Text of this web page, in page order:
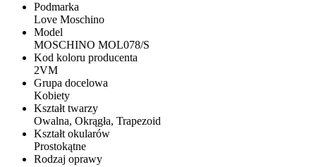
Podmarka
Love Moschino
Model
MOSCHINO MOL078/S
Kod koloru producenta
2VM
Grupa docelowa
Kobiety
Kształt twarzy
Owalna, Okrągła, Trapezoid
Kształt okularów
Prostokątne
Rodzaj oprawy